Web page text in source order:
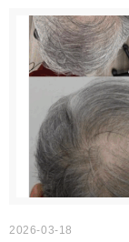
2026-03-18